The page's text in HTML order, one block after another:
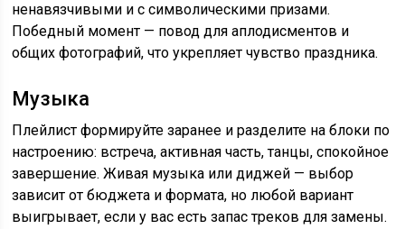
ненавязчивыми и с символическими призами.
Победный момент — повод для аплодисментов и
общих фотографий, что укрепляет чувство праздника.
Музыка
Плейлист формируйте заранее и разделите на блоки по
настроению: встреча, активная часть, танцы, спокойное
завершение. Живая музыка или диджей — выбор
зависит от бюджета и формата, но любой вариант
выигрывает, если у вас есть запас треков для замены.